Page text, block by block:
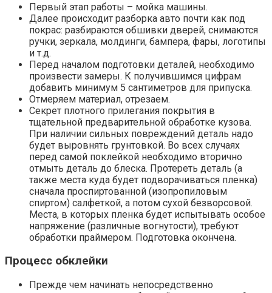
Первый этап работы – мойка машины.
Далее происходит разборка авто почти как под
покрас: разбираются обшивки дверей, снимаются
ручки, зеркала, молдинги, бампера, фары, логотипы
и т.д.
Перед началом подготовки деталей, необходимо
произвести замеры. К получившимся цифрам
добавить минимум 5 сантиметров для припуска.
Отмеряем материал, отрезаем.
Секрет плотного прилегания покрытия в
тщательной предварительной обработке кузова.
При наличии сильных повреждений деталь надо
будет выровнять грунтовкой. Во всех случаях
перед самой поклейкой необходимо вторично
отмыть деталь до блеска. Протереть деталь (а
также места куда будет подворачиваться пленка)
сначала проспиртованной (изопропиловым
спиртом) салфеткой, а потом сухой безворсовой.
Места, в которых пленка будет испытывать особое
напряжение (различные вогнутости), требуют
обработки праймером. Подготовка окончена.
Процесс обклейки
Прежде чем начинать непосредственно